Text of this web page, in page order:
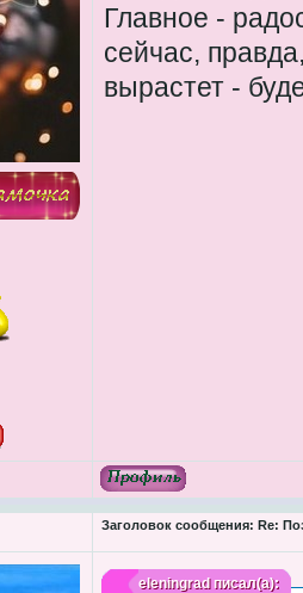
Главное -
сейчас,
вырастет -
Заголовок сообщения: Re:
eleningradписал(а):